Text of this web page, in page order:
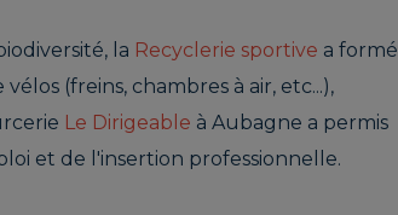
la Recyclerie sportive a formé
(freins, chambres à air, etc...),
Le Dirigeable à Aubagne a permis
et de l'insertion professionnelle.